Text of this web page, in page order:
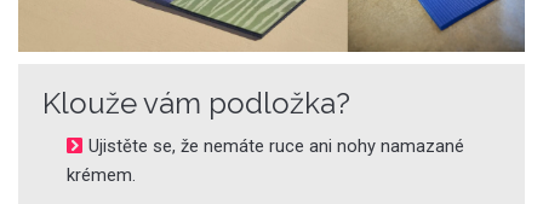
Klouže vám podložka?
Ujistěte se, že nemáte ruce ani nohy namazané
krémem.